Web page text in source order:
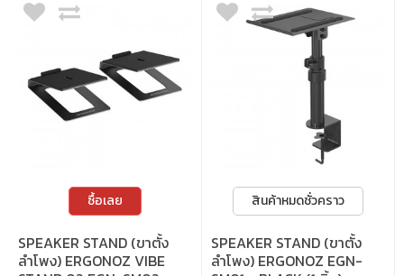
ซื้อเลย
SPEAKER STAND (ขาตั้ง
ลำโพง) ERGONOZ VIBE
สินค้าหมดชั่วคราว
SPEAKER STAND (ขาตั้ง
ลำโพง) ERGONOZ EGN-